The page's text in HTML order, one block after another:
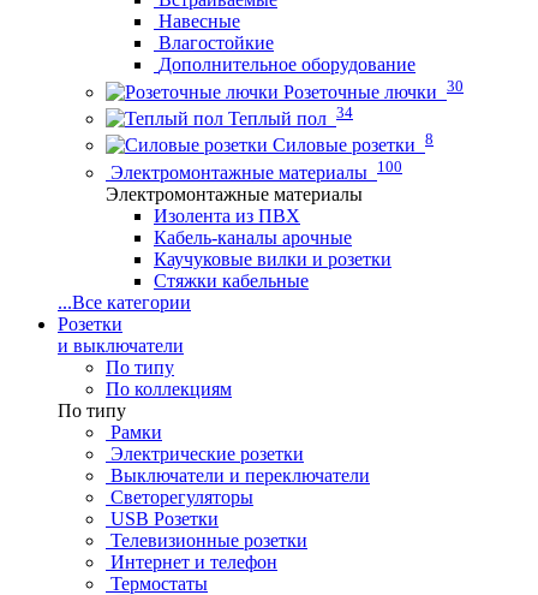
Навесные
Влагостойкие
Дополнительное оборудование
Розеточные лючки 30
Теплый пол 34
Силовые розетки 8
Электромонтажные материалы 100
Электромонтажные материалы
Изолента из ПВХ
Кабель-каналы арочные
Каучуковые вилки и розетки
Стяжки кабельные
...Все категории
Розетки
и выключатели
По типу
По коллекциям
По типу
Рамки
Электрические розетки
Выключатели и переключатели
Светорегуляторы
USB Розетки
Телевизионные розетки
Интернет и телефон
Термостаты